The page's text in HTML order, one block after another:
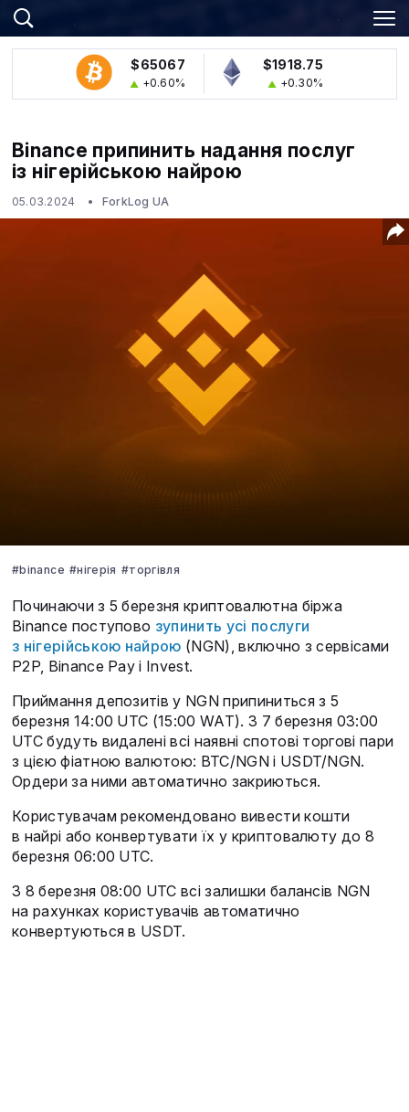
$65067
+0.60%
$1918.75
+0.30%
Binance припинить надання послуг
із нігерійською найрою
05.03.2024 ForkLog UA
#binance #нігерія #торгівля
Починаючи з 5 березня криптовалютна біржа
Binance поступово зупинить усі послуги
з нігерійською найрою (NGN), включно з сервісами
P2P, Binance Pay і Invest.
Приймання депозитів у NGN припиниться з 5
березня 14:00 UTC (15:00 WAT). З 7 березня 03:00
UTC будуть видалені всі наявні спотові торгові пари
з цією фіатною валютою: BTC/NGN і USDT/NGN.
Ордери за ними автоматично закриються.
Користувачам рекомендовано вивести кошти
в найрі або конвертувати їх у криптовалюту до 8
березня 06:00 UTC.
З 8 березня 08:00 UTC всі залишки балансів NGN
на рахунках користувачів автоматично
конвертуються в USDT.